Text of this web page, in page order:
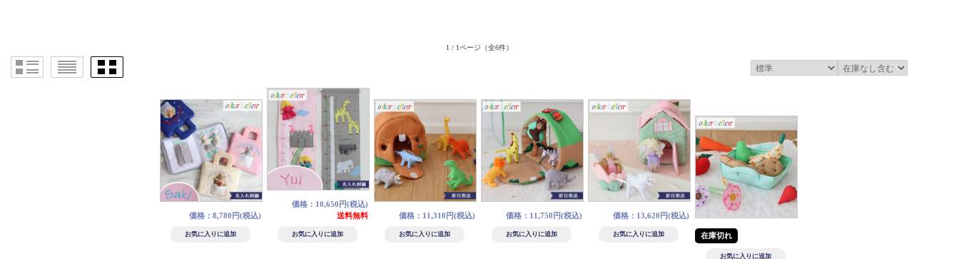
1 / 1ページ （全6件）
価格：8,780円(税込)
価格：10,650円(税込)
送料無料
価格：11,310円(税込) 価格：11,750円(税込) 価格：13,620円(税込)
在庫切れ